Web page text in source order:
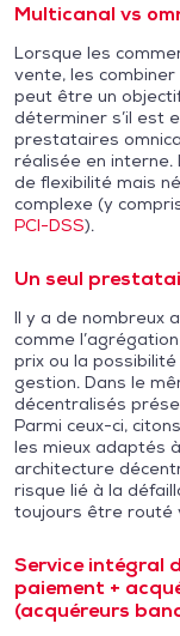
Multicanal vs
Lorsque les
vente, les
peut être un
déterminer s’il est
prestataires
réalisée en interne.
de flexibilité mais
complexe (y
PCI-DSS).
Un seul
Il y a de nombreux
comme
prix ou la
gestion. Dans le
décentralisés
Parmi ceux-ci,
les mieux adaptés
architecture
risque lié à la
toujours être routé
Service intégral
paiement +
(acquéreurs